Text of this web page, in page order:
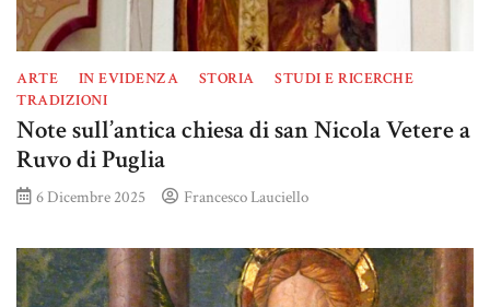
ARTE IN EVIDENZA STORIA
STUDI E RICERCHE
TRADIZIONI
Note sull’antica chiesa di san Nicola Vetere a
Ruvo di Puglia
6 Dicembre 2025 Francesco Lauciello